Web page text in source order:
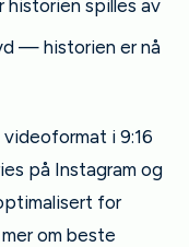
historien spilles av
— historien er nå
i 9:16
på Instagram og
for
om beste